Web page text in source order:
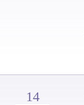
14